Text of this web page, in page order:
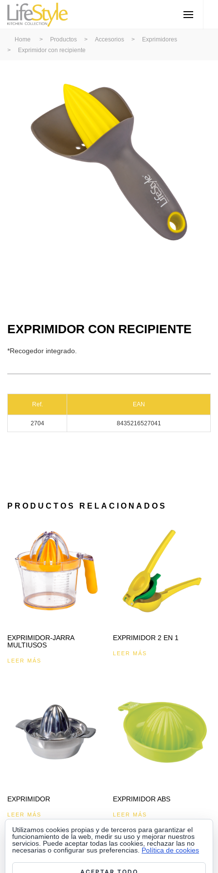
Home > Productos > Accesorios >
Exprimidores
>
Exprimidor con recipiente
EXPRIMIDOR CON RECIPIENTE
*Recogedor integrado.
Ref. EAN
2704 8435216527041
PRODUCTOS RELACIONADOS
EXPRIMIDOR-JARRA
MULTIUSOS
LEER MÁS
EXPRIMIDOR 2 EN 1
LEER MÁS
EXPRIMIDOR
LEER MÁS
EXPRIMIDOR ABS
LEER MÁS
Utilizamos cookies propias y de terceros para garantizar el
funcionamiento de la web, medir su uso y mejorar nuestros
servicios. Puede aceptar todas las cookies, rechazar las no
necesarias o configurar sus preferencias. Política de cookies